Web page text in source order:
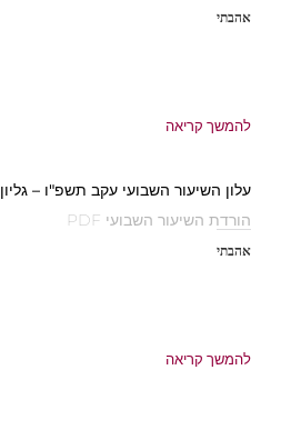
אהבתי
להמשך קריאה
עלון השיעור השבועי עקב תשפ"ו – גליון 556
הורדת השיעור השבועי PDF
אהבתי
להמשך קריאה